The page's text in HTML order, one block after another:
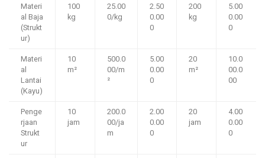
Materi
al Baja
(Strukt
ur)
100
kg
25.00
0/kg
2.50
0.00
0
200
kg
5.00
0.00
0
Materi
al
Lantai
(Kayu)
10
m²
500.0
00/m
²
5.00
0.00
0
20
m²
10.0
00.0
00
Penge
rjaan
Strukt
ur
10
jam
200.0
00/ja
m
2.00
0.00
0
20
jam
4.00
0.00
0